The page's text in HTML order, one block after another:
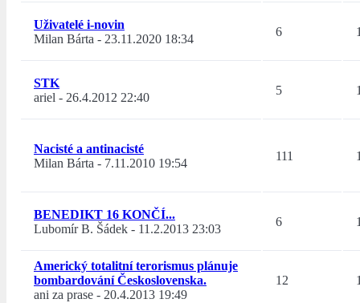
Uživatelé i-novin
Milan Bárta - 23.11.2020 18:34
6
STK
ariel - 26.4.2012 22:40
5
Nacisté a antinacisté
Milan Bárta - 7.11.2010 19:54
111
BENEDIKT 16 KONČÍ...
Lubomír B. Šádek - 11.2.2013 23:03
6
Americký totalitní terorismus plánuje
bombardování Československa.
ani za prase - 20.4.2013 19:49
12